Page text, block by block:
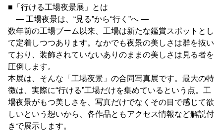
■「行ける工場夜景展」とは
― 工場夜景は、“見る”から“行く”へ ―
数年前の工場ブーム以来、工場は新たな鑑賞スポットとし
て定着しつつあります。なかでも夜景の美しさは群を抜い
ており、装飾されていないありのままの美しさは見る者を
圧倒します。
本展は、そんな「工場夜景」の合同写真展です。最大の特
徴は、実際に“行ける”工場だけを集めているという点。工
場夜景がもつ美しさを、写真だけでなくその目で感じて欲
しいという想いから、各作品ともアクセス情報など解説付
きで展示します。